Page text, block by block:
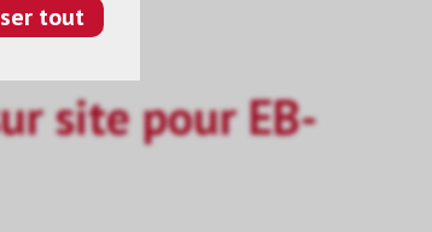
site pour EB-
tout